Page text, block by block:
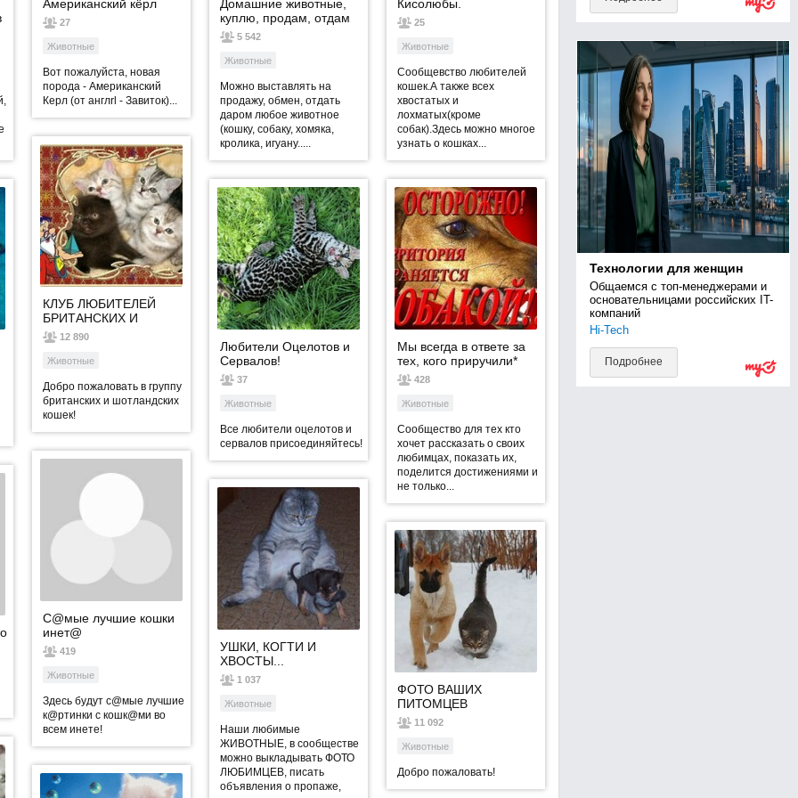
Американский кёрл
27
Животные
Вот пожалуйста, новая
порода - Американский
Керл (от англrl - Завиток)...
Домашние животные,
куплю, продам, отдам
даром!
5 542
Животные
Можно выставлять на
продажу, обмен, отдать
даром любое животное
(кошку, собаку, хомяка,
кролика, игуану.....
Кисолюбы.
25
Животные
Сообщевство любителей
кошек.А также всех
хвостатых и
лохматых(кроме
собак).Здесь можно многое
узнать о кошках...
КЛУБ ЛЮБИТЕЛЕЙ
БРИТАНСКИХ И
ШОТЛАНДСКИХ КОШЕК
12 890
Животные
Добро пожаловать в группу
британских и шотландских
кошек!
Любители Оцелотов и
Сервалов!
37
Животные
Все любители оцелотов и
сервалов присоединяйтесь!
Мы всегда в ответе за
тех, кого приручили*
428
Животные
Сообщество для тех кто
хочет рассказать о своих
любимцах, показать их,
поделится достижениями и
не только...
С@мые лучшие кошки
инет@
419
Животные
Здесь будут с@мые лучшие
к@ртинки с кошк@ми во
всем инете!
УШКИ, КОГТИ И
ХВОСТЫ...
1 037
Животные
Наши любимые
ЖИВОТНЫЕ, в сообществе
можно выкладывать ФОТО
ЛЮБИМЦЕВ, писать
объявления о пропаже,
ФОТО ВАШИХ
ПИТОМЦЕВ
11 092
Животные
Добро пожаловать!
Технологии для женщин
Общаемся с топ-менеджерами и
основательницами российских IT-
компаний
Hi-Tech
Подробнее